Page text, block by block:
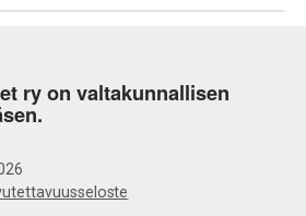
ry on valtakunnallisen